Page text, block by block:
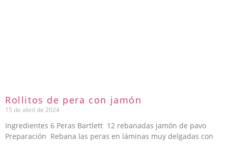
Rollitos de pera con jamón
15 de abril de 2024
Ingredientes 6 Peras Bartlett 12 rebanadas jamón de pavo
Preparación Rebana las peras en láminas muy delgadas con